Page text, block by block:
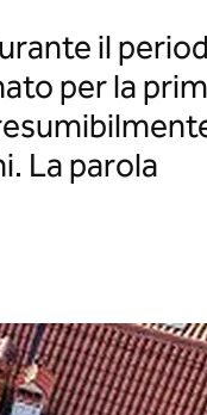
il
per la
La parola